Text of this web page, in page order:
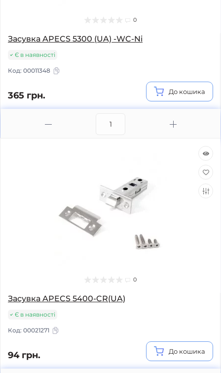
0
Засувка APECS 5300 (UA) -WC-Ni
Є в наявності
Код: 00011348
365 грн. До кошика
0
Засувка APECS 5400-CR(UA)
Є в наявності
Код: 00021271
94 грн. До кошика